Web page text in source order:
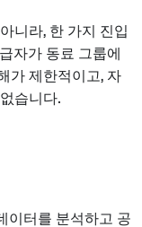
니라, 한 가지 진입
자가 동료 그룹에
가 제한적이고, 자
습니다.
이터를 분석하고 공